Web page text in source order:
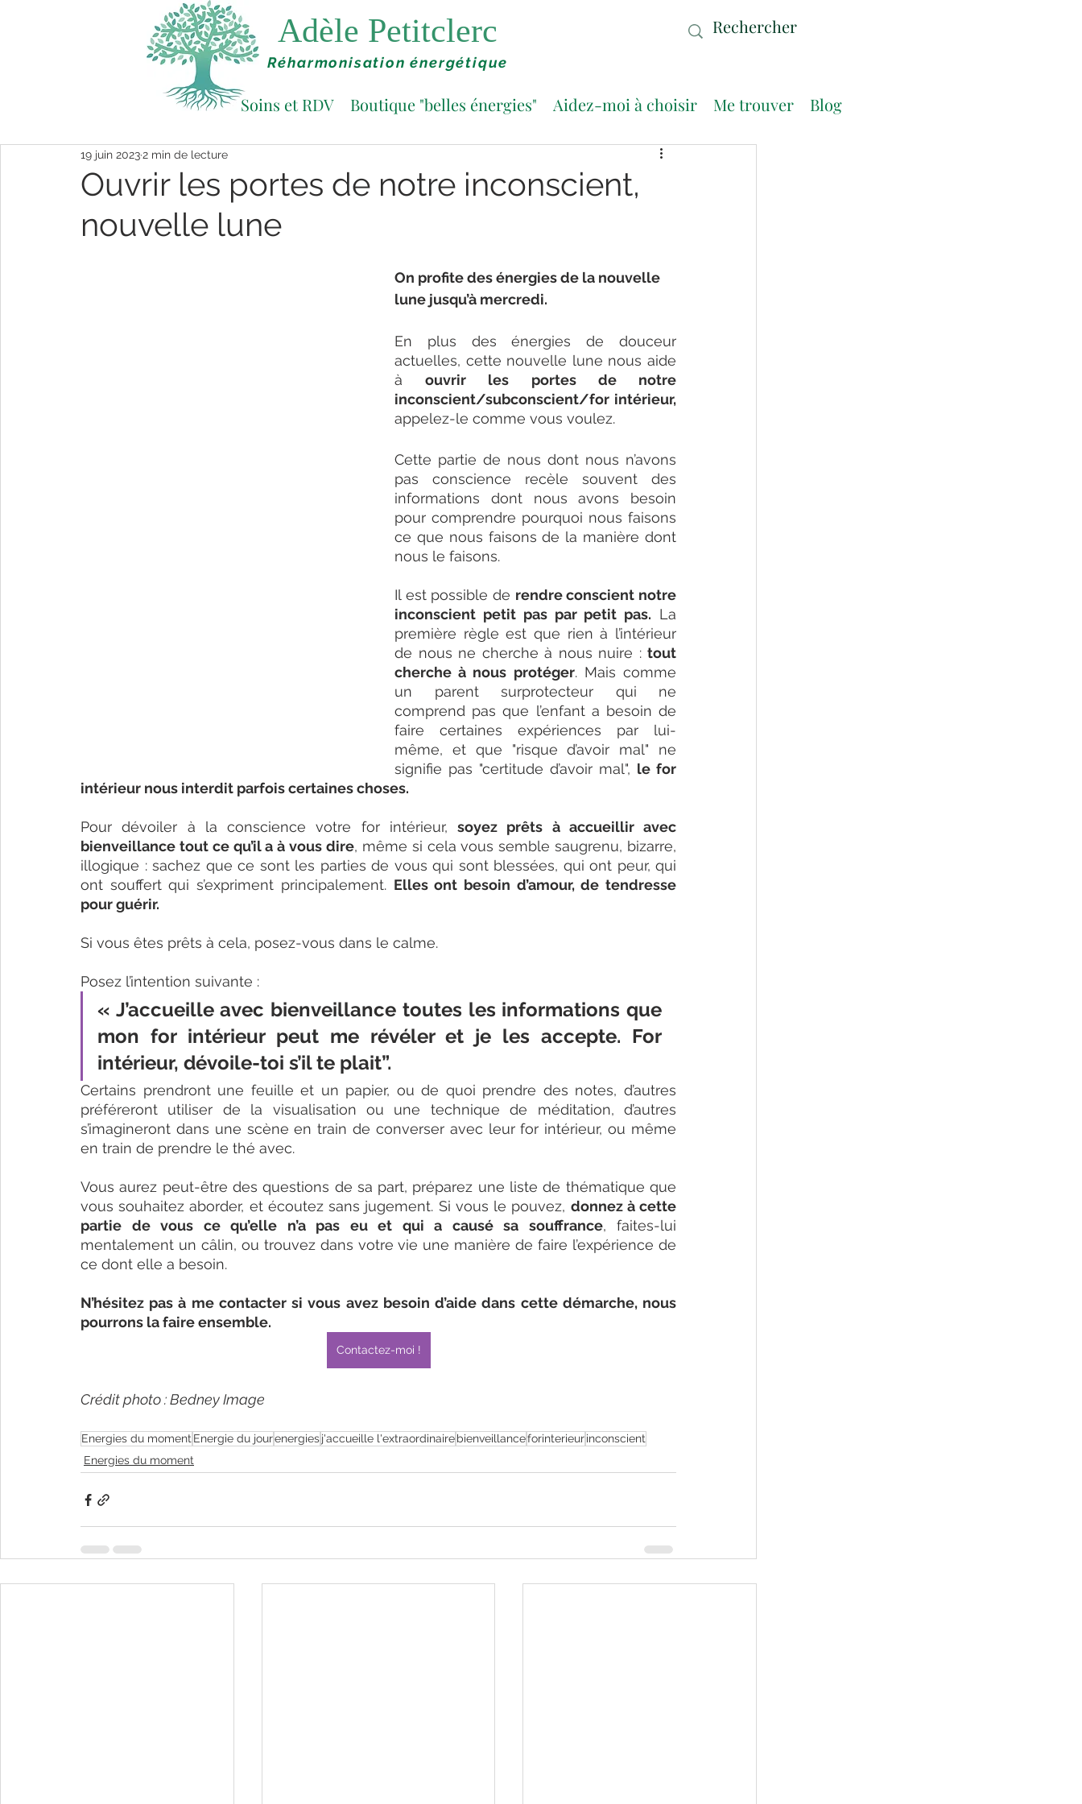
Adèle Petitclerc
Réharmonisation énergétique
Soins et RDV Boutique "belles énergies" Aidez-moi à choisir Me trouver Blog
Ouvrir les portes de notre inconscient,
nouvelle lune
19 juin 20232 min de lecture
On profite des énergies de la nouvelle
lune jusqu’à mercredi.
En plus des énergies de douceur
actuelles, cette nouvelle lune nous aide
à ouvrir les portes de notre
inconscient/subconscient/for intérieur,
appelez-le comme vous voulez.
Cette partie de nous dont nous n’avons
pas conscience recèle souvent des
informations dont nous avons besoin
pour comprendre pourquoi nous faisons
ce que nous faisons de la manière dont
nous le faisons.
Il est possible de rendre conscient notre
inconscient petit pas par petit pas. La
première règle est que rien à l’intérieur
de nous ne cherche à nous nuire : tout
cherche à nous protéger. Mais comme
un parent surprotecteur qui ne
comprend pas que l’enfant a besoin de
faire certaines expériences par lui-
même, et que "risque d’avoir mal" ne
signifie pas "certitude d’avoir mal", le for
intérieur nous interdit parfois certaines choses.
Pour dévoiler à la conscience votre for intérieur, soyez prêts à accueillir avec
bienveillance tout ce qu’il a à vous dire, même si cela vous semble saugrenu, bizarre,
illogique : sachez que ce sont les parties de vous qui sont blessées, qui ont peur, qui
ont souffert qui s’expriment principalement. Elles ont besoin d’amour, de tendresse
pour guérir.
Si vous êtes prêts à cela, posez-vous dans le calme.
Posez l’intention suivante :
« J’accueille avec bienveillance toutes les informations que
mon for intérieur peut me révéler et je les accepte. For
intérieur, dévoile-toi s’il te plait”.
Certains prendront une feuille et un papier, ou de quoi prendre des notes, d’autres
préféreront utiliser de la visualisation ou une technique de méditation, d’autres
s’imagineront dans une scène en train de converser avec leur for intérieur, ou même
en train de prendre le thé avec.
Vous aurez peut-être des questions de sa part, préparez une liste de thématique que
vous souhaitez aborder, et écoutez sans jugement. Si vous le pouvez, donnez à cette
partie de vous ce qu’elle n’a pas eu et qui a causé sa souffrance, faites-lui
mentalement un câlin, ou trouvez dans votre vie une manière de faire l’expérience de
ce dont elle a besoin.
N’hésitez pas à me contacter si vous avez besoin d’aide dans cette démarche, nous
pourrons la faire ensemble.
Contactez-moi !
Crédit photo : Bedney Image
Energies du moment Energie du jourenergiesj'accueille l'extraordinairebienveillanceforinterieurinconscient
Energies du moment